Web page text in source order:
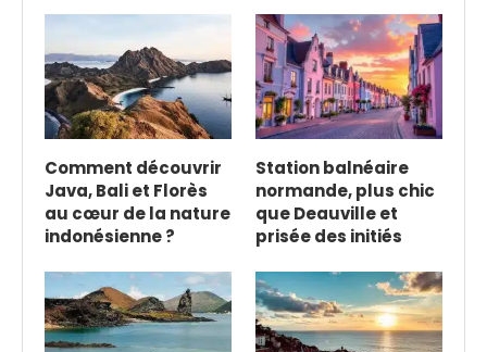
Comment découvrir
Java, Bali et Florès
au cœur de la nature
indonésienne ?
Station balnéaire
normande, plus chic
que Deauville et
prisée des initiés